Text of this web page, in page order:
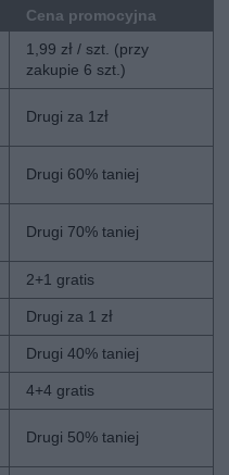
Cena promocyjna
1,99 zł / szt. (przy
zakupie 6 szt.)
Drugi za 1zł
Drugi 60% taniej
Drugi 70% taniej
2+1 gratis
Drugi za 1 zł
Drugi 40% taniej
4+4 gratis
Drugi 50% taniej